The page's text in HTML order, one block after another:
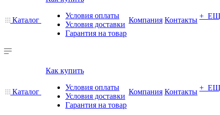
Каталог
Условия оплаты
Условия доставки
Гарантия на товар
Компания Контакты +
Каталог
Как купить
Условия оплаты
Условия доставки
Гарантия на товар
Компания Контакты +